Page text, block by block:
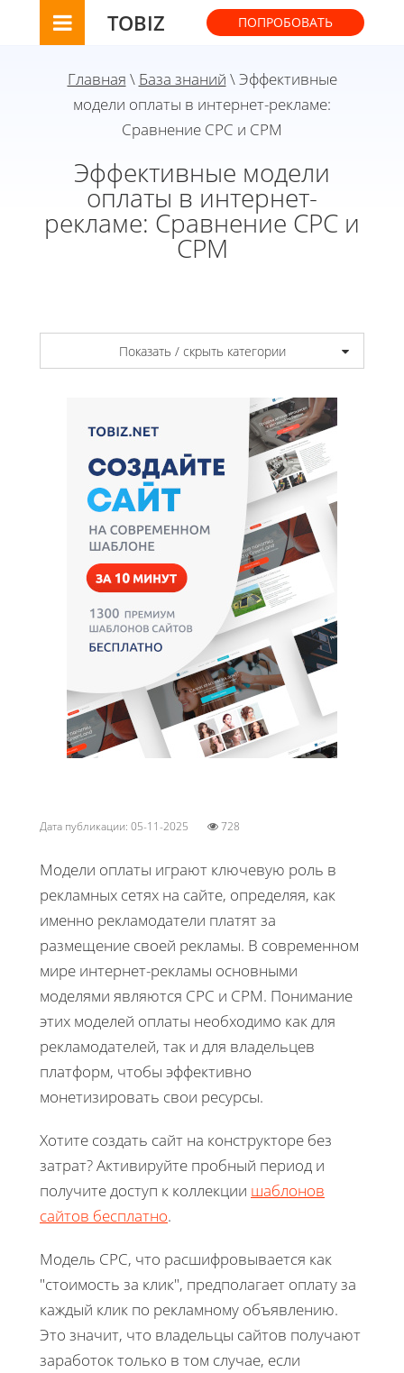
TOBIZ ПОПРОБОВАТЬ
Главная \ База знаний \ Эффективные
модели оплаты в интернет-рекламе:
Сравнение CPC и CPM
Эффективные модели
оплаты в интернет-
рекламе: Сравнение CPC и
CPM
Показать / скрыть категории
Дата публикации: 05-11-2025 728
Модели оплаты играют ключевую роль в
рекламных сетях на сайте, определяя, как
именно рекламодатели платят за
размещение своей рекламы. В современном
мире интернет-рекламы основными
моделями являются CPC и CPM. Понимание
этих моделей оплаты необходимо как для
рекламодателей, так и для владельцев
платформ, чтобы эффективно
монетизировать свои ресурсы.
Хотите создать сайт на конструкторе без
затрат? Активируйте пробный период и
получите доступ к коллекции шаблонов
сайтов бесплатно.
Модель CPC, что расшифровывается как
"стоимость за клик", предполагает оплату за
каждый клик по рекламному объявлению.
Это значит, что владельцы сайтов получают
заработок только в том случае, если